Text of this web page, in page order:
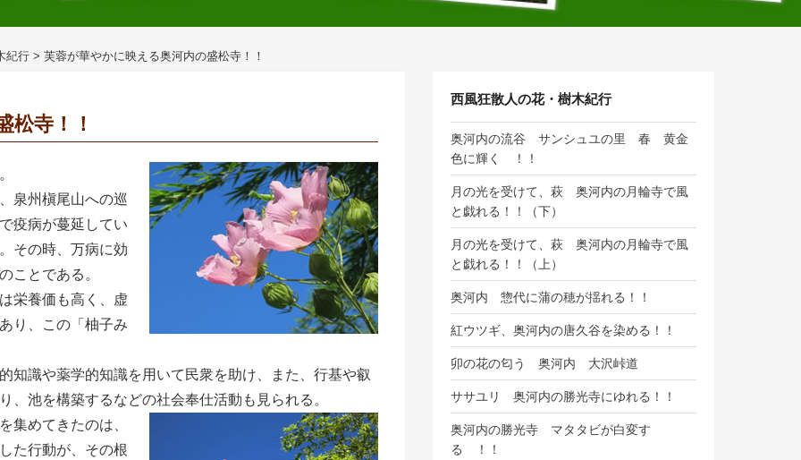
紀行 > 芙蓉が華やかに映える奥河内の盛松寺！！
松寺！！
泉州槇尾山への巡
疫病が蔓延してい
その時、万病に効
ことである。
栄養価も高く、虚
り、この「柚子み
知識や薬学的知識を用いて民衆を助け、また、行基や叡
、池を構築するなどの社会奉仕活動も見られる。
集めてきたのは、
た行動が、その根
西風狂散人の花・樹木紀行
奥河内の流谷 サンシュユの里 春 黄金
色に輝く ！！
月の光を受けて、萩 奥河内の月輪寺で風
と戯れる！！（下）
月の光を受けて、萩 奥河内の月輪寺で風
と戯れる！！（上）
奥河内 惣代に蒲の穂が揺れる！！
紅ウツギ、奥河内の唐久谷を染める！！
卯の花の匂う 奥河内 大沢峠道
ササユリ 奥河内の勝光寺にゆれる！！
奥河内の勝光寺 マタタビが白変す
る ！！